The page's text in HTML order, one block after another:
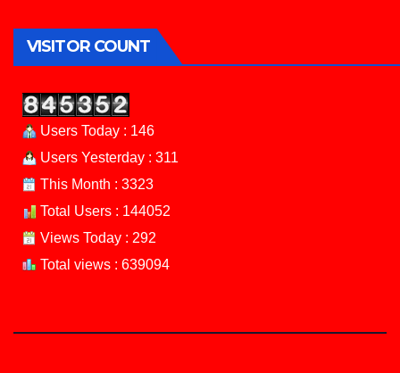
VISITOR COUNT
Users Today : 146
Users Yesterday : 311
This Month : 3323
Total Users : 144052
Views Today : 292
Total views : 639094